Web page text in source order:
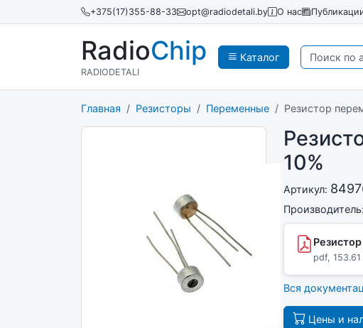
+375(17)355-88-33 opt@radiodetali.by О нас
Каталог
RadioChip
RADIODETALI
Главная Резисторы Переменные Резистор
10%
Артикул:
Производитель:
pdf, 153.61
Вся
Цены и